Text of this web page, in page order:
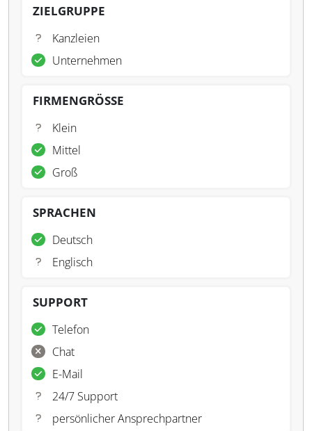
ZIELGRUPPE
Kanzleien
Unternehmen
FIRMENGRÖSSE
Klein
Mittel
Groß
SPRACHEN
Deutsch
Englisch
SUPPORT
Telefon
Chat
E-Mail
24/7 Support
persönlicher Ansprechpartner